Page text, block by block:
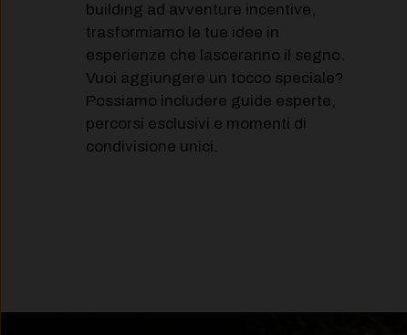
building ad avventure incentive,
trasformiamo le tue idee in
esperienze che lasceranno il segno.
Vuoi aggiungere un tocco speciale?
Possiamo includere guide esperte,
percorsi esclusivi e momenti di
condivisione unici.